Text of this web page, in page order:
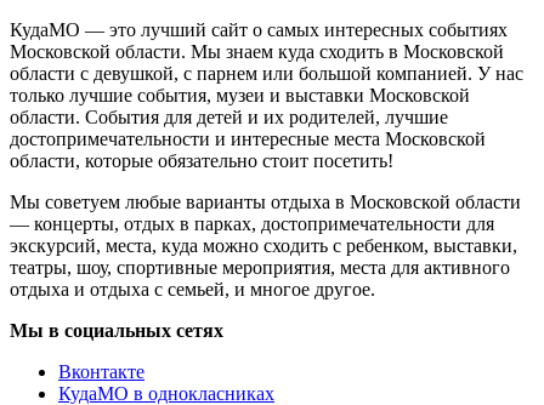
КудаМО — это лучший сайт о самых интересных событиях
Московской области. Мы знаем куда сходить в Московской
области с девушкой, с парнем или большой компанией. У нас
только лучшие события, музеи и выставки Московской
области. События для детей и их родителей, лучшие
достопримечательности и интересные места Московской
области, которые обязательно стоит посетить!
Мы советуем любые варианты отдыха в Московской области
— концерты, отдых в парках, достопримечательности для
экскурсий, места, куда можно сходить с ребенком, выставки,
театры, шоу, спортивные мероприятия, места для активного
отдыха и отдыха с семьей, и многое другое.
Мы в социальных сетях
Вконтакте
КудаМО в однокласниках